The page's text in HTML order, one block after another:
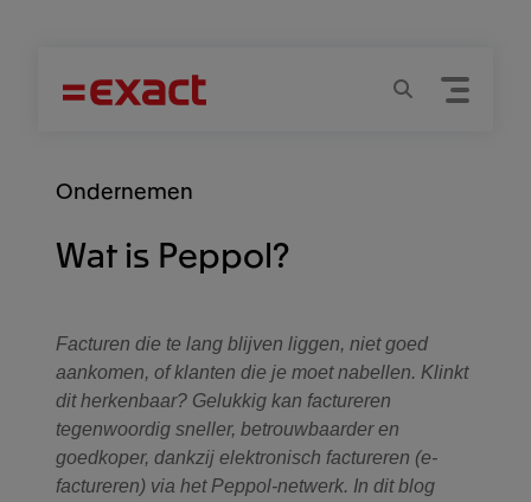
Menu
Zoeken
Ondernemen
Wat is Peppol?
Facturen die te lang blijven liggen, niet goed
aankomen, of klanten die je moet nabellen. Klinkt
dit herkenbaar? Gelukkig kan factureren
tegenwoordig sneller, betrouwbaarder en
goedkoper, dankzij elektronisch factureren (e-
factureren) via het Peppol-netwerk. In dit blog